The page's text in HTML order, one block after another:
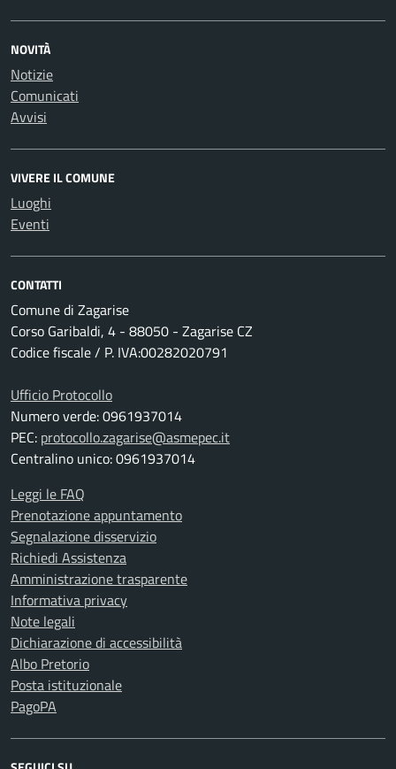
NOVITÀ
Notizie
Comunicati
Avvisi
VIVERE IL COMUNE
Luoghi
Eventi
CONTATTI
Comune di Zagarise
Corso Garibaldi, 4 - 88050 - Zagarise CZ
Codice fiscale / P. IVA:00282020791
Ufficio Protocollo
Numero verde: 0961937014
PEC: protocollo.zagarise@asmepec.it
Centralino unico: 0961937014
Leggi le FAQ
Prenotazione appuntamento
Segnalazione disservizio
Richiedi Assistenza
Amministrazione trasparente
Informativa privacy
Note legali
Dichiarazione di accessibilità
Albo Pretorio
Posta istituzionale
PagoPA